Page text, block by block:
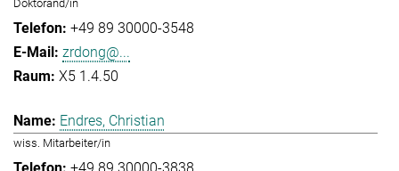
Doktorand/in
+49 89 30000-3548
zrdong@...
X5 1.4.50
Endres, Christian
wiss. Mitarbeiter/in